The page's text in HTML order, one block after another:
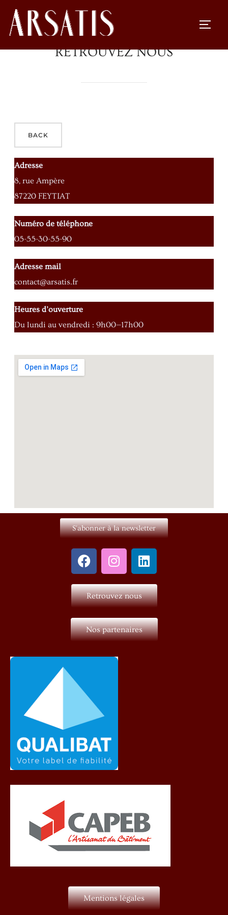
RETROUVEZ NOUS
Adresse
8, rue Ampère
87220 FEYTIAT
Numéro de téléphone
05-55-30-55-90
Adresse mail
contact@arsatis.fr
Heures d’ouverture
Du lundi au vendredi : 9h00—17h00
S'abonner à la newsletter
Retrouvez nous
Nos partenaires
Mentions légales